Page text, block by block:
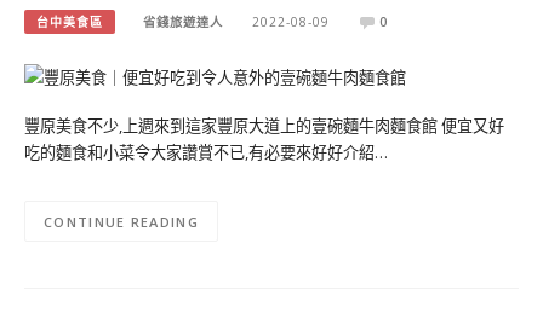
台中美食區 省錢旅遊達人 2022-08-09 0
豐原美食不少,上週來到這家豐原大道上的壹碗麵牛肉麵食館 便宜又好
吃的麵食和小菜令大家讚賞不已,有必要來好好介紹…
CONTINUE READING